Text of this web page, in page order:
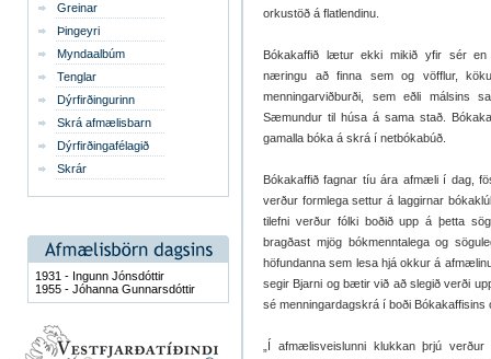
Greinar
Þingeyri
Myndaalbúm
Tenglar
Dýrfirðingurinn
Skrá afmælisbarn
Dýrfirðingafélagið
Skrár
1931 - Ingunn Jónsdóttir
1955 - Jóhanna Gunnarsdóttir
orkustöð á flatlendinu.
Bókakaffið lætur ekki mikið yfir sér
næringu að finna sem og vöfflur,
menningarviðburði, sem eðli málsins
Sæmundur til húsa á sama stað.
gamalla bóka á skrá í netbókabúð.
Bókakaffið fagnar tíu ára afmæli í dag,
verður formlega settur á laggirnar
tilefni verður fólki boðið upp á þetta
bragðast mjög bókmenntalega og
höfundanna sem lesa hjá okkur á
segir Bjarni og bætir við að slegið verði
sé menningardagskrá í boði
„Í afmælisveislunni klukkan þrjú